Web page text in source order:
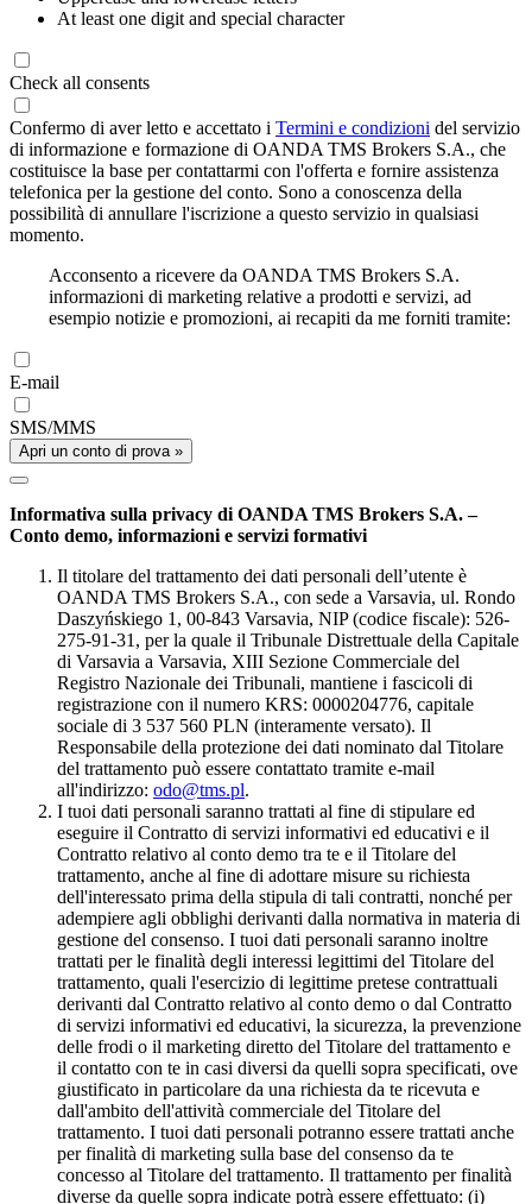
At least one digit and special character
Check all consents
Confermo di aver letto e accettato i Termini e condizioni del servizio
di informazione e formazione di OANDA TMS Brokers S.A., che
costituisce la base per contattarmi con l'offerta e fornire assistenza
telefonica per la gestione del conto. Sono a conoscenza della
possibilità di annullare l'iscrizione a questo servizio in qualsiasi
momento.
Acconsento a ricevere da OANDA TMS Brokers S.A.
informazioni di marketing relative a prodotti e servizi, ad
esempio notizie e promozioni, ai recapiti da me forniti tramite:
E-mail
SMS/MMS
Apri un conto di prova »
Informativa sulla privacy di OANDA TMS Brokers S.A. –
Conto demo, informazioni e servizi formativi
Il titolare del trattamento dei dati personali dell’utente è
OANDA TMS Brokers S.A., con sede a Varsavia, ul. Rondo
Daszyńskiego 1, 00-843 Varsavia, NIP (codice fiscale): 526-
275-91-31, per la quale il Tribunale Distrettuale della Capitale
di Varsavia a Varsavia, XIII Sezione Commerciale del
Registro Nazionale dei Tribunali, mantiene i fascicoli di
registrazione con il numero KRS: 0000204776, capitale
sociale di 3 537 560 PLN (interamente versato). Il
Responsabile della protezione dei dati nominato dal Titolare
del trattamento può essere contattato tramite e-mail
all'indirizzo: odo@tms.pl.
I tuoi dati personali saranno trattati al fine di stipulare ed
eseguire il Contratto di servizi informativi ed educativi e il
Contratto relativo al conto demo tra te e il Titolare del
trattamento, anche al fine di adottare misure su richiesta
dell'interessato prima della stipula di tali contratti, nonché per
adempiere agli obblighi derivanti dalla normativa in materia di
gestione del consenso. I tuoi dati personali saranno inoltre
trattati per le finalità degli interessi legittimi del Titolare del
trattamento, quali l'esercizio di legittime pretese contrattuali
derivanti dal Contratto relativo al conto demo o dal Contratto
di servizi informativi ed educativi, la sicurezza, la prevenzione
delle frodi o il marketing diretto del Titolare del trattamento e
il contatto con te in casi diversi da quelli sopra specificati, ove
giustificato in particolare da una richiesta da te ricevuta e
dall'ambito dell'attività commerciale del Titolare del
trattamento. I tuoi dati personali potranno essere trattati anche
per finalità di marketing sulla base del consenso da te
concesso al Titolare del trattamento. Il trattamento per finalità
diverse da quelle sopra indicate potrà essere effettuato: (i)